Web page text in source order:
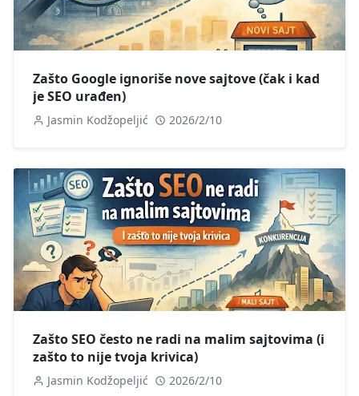
Zašto Google ignoriše nove sajtove (čak i kad
je SEO urađen)
Jasmin Kodžopeljić 2026/2/10
Zašto SEO često ne radi na malim sajtovima (i
zašto to nije tvoja krivica)
Jasmin Kodžopeljić 2026/2/10